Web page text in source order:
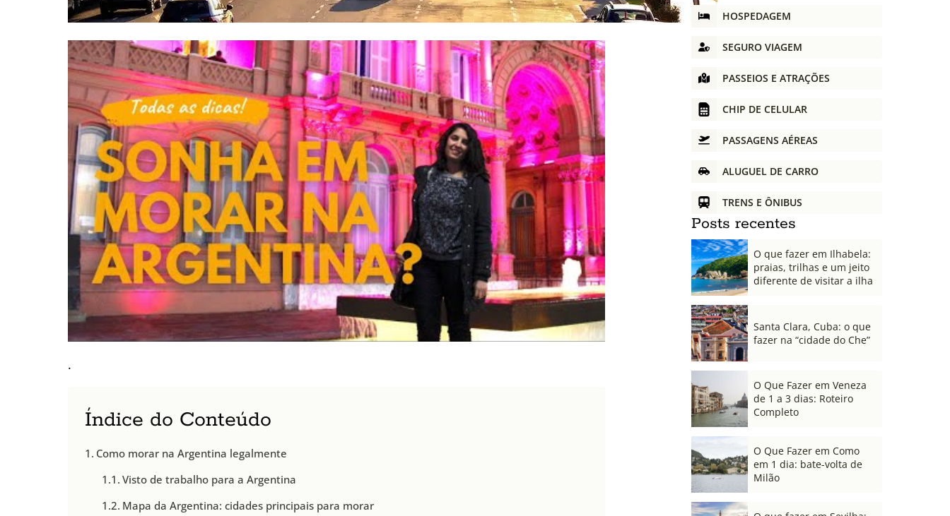
.
Índice do Conteúdo
Como morar na Argentina legalmente
Visto de trabalho para a Argentina
Mapa da Argentina: cidades principais para morar
HOSPEDAGEM
SEGURO VIAGEM
PASSEIOS E ATRAÇÕES
CHIP DE CELULAR
PASSAGENS AÉREAS
ALUGUEL DE CARRO
TRENS E ÔNIBUS
Posts recentes
O que fazer em Ilhabela:
praias, trilhas e um jeito
diferente de visitar a ilha
Santa Clara, Cuba: o que
fazer na “cidade do Che”
O Que Fazer em Veneza
de 1 a 3 dias: Roteiro
Completo
O Que Fazer em Como
em 1 dia: bate-volta de
Milão